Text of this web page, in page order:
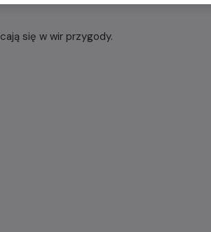
się w wir przygody.